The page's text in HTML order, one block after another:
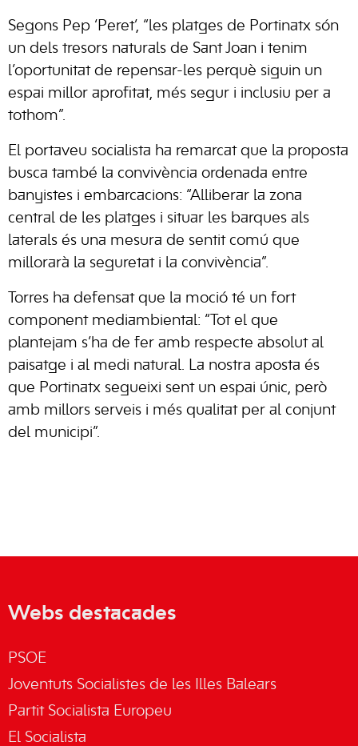
Segons Pep ‘Peret’, “les platges de Portinatx són
un dels tresors naturals de Sant Joan i tenim
l’oportunitat de repensar-les perquè siguin un
espai millor aprofitat, més segur i inclusiu per a
tothom”.
El portaveu socialista ha remarcat que la proposta
busca també la convivència ordenada entre
banyistes i embarcacions: “Alliberar la zona
central de les platges i situar les barques als
laterals és una mesura de sentit comú que
millorarà la seguretat i la convivència”.
Torres ha defensat que la moció té un fort
component mediambiental: “Tot el que
plantejam s’ha de fer amb respecte absolut al
paisatge i al medi natural. La nostra aposta és
que Portinatx segueixi sent un espai únic, però
amb millors serveis i més qualitat per al conjunt
del municipi”.
Webs destacades
PSOE
Joventuts Socialistes de les Illes Balears
Partit Socialista Europeu
El Socialista